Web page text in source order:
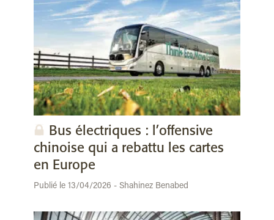
Bus électriques : l’offensive
chinoise qui a rebattu les cartes
en Europe
Publié le 13/04/2026 - Shahinez Benabed